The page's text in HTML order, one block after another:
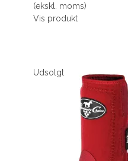
(ekskl. moms)
Vis produkt
Udsolgt